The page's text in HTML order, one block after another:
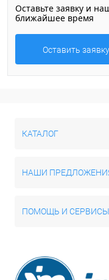
Оставьте заявку и
ближайшее время
Оставить заявку
КАТАЛОГ
НАШИ
ПОМОЩЬ И СЕРВИСЫ